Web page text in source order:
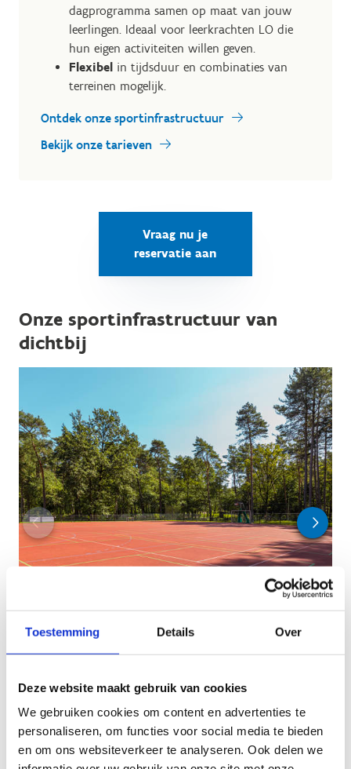
Toestemming Details Over
Deze website maakt gebruik van cookies
We gebruiken cookies om content en advertenties te
personaliseren, om functies voor social media te bieden
en om ons websiteverkeer te analyseren. Ook delen we
dagprogramma samen op maat van jouw
leerlingen. Ideaal voor leerkrachten LO die
hun eigen activiteiten willen geven.
Flexibel in tijdsduur en combinaties van
terreinen mogelijk.
Ontdek onze sportinfrastructuur
Bekijk onze tarieven
Vraag nu je
reservatie aan
Onze sportinfrastructuur van
dichtbij
Heb je nog extra informatie nodig?